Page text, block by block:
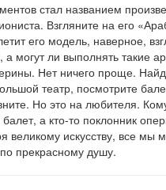
стал названием
Взгляните на его
его модель, наверное,
а могут ли выполнять такие
Нет ничего проще.
театр, посмотрите
Но это на любителя.
а кто-то поклонник
великому искусству, все мы
прекрасному душу.